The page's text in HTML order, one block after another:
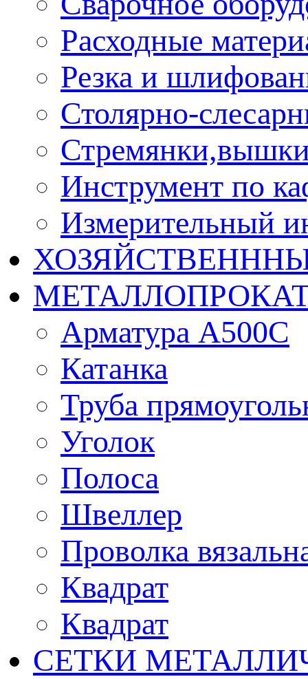
Расходные
Резка и
Столярно-
Инструмент по
Измерительный
Арматура А500С
Катанка
Труба
Уголок
Полоса
Швеллер
Проволка
Квадрат
Квадрат
СЕТКИ